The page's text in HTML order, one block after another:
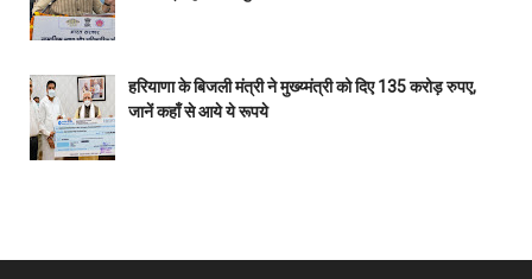
हरियाणा के बिजली मंत्री ने मुख्य्मंत्री को दिए 135 करोड़ रुपए,
जानें कहाँ से आये ये रूपये